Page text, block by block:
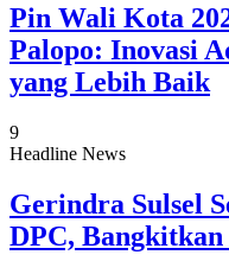
Pin Wali Kota
Palopo: Inovasi
yang Lebih Baik
9
Headline News
Gerindra Sulsel
DPC,